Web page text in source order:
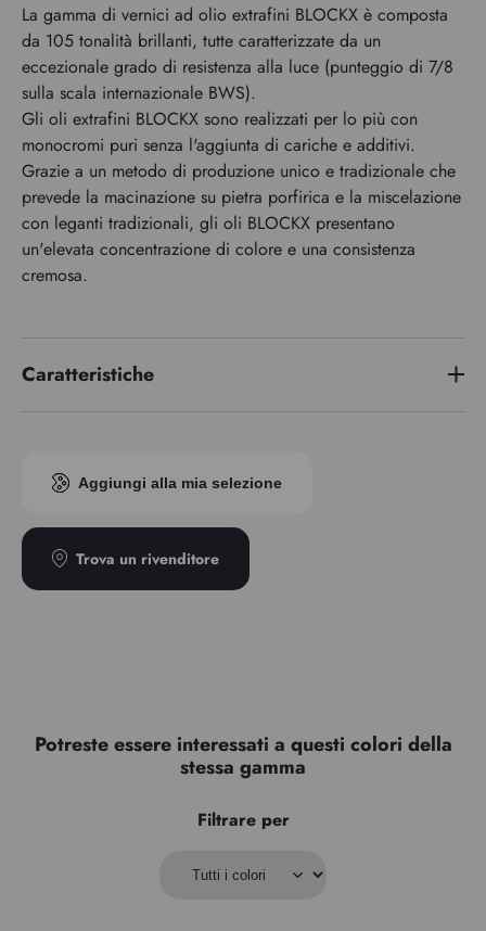
La gamma di vernici ad olio extrafini BLOCKX è composta
da 105 tonalità brillanti, tutte caratterizzate da un
eccezionale grado di resistenza alla luce (punteggio di 7/8
sulla scala internazionale BWS).
Gli oli extrafini BLOCKX sono realizzati per lo più con
monocromi puri senza l'aggiunta di cariche e additivi.
Grazie a un metodo di produzione unico e tradizionale che
prevede la macinazione su pietra porfirica e la miscelazione
con leganti tradizionali, gli oli BLOCKX presentano
un'elevata concentrazione di colore e una consistenza
cremosa.
Caratteristiche
Indice di pigmento
PR102
Aggiungi alla mia selezione
Trova un rivenditore
Potreste essere interessati a questi colori della
stessa gamma
Filtrare per